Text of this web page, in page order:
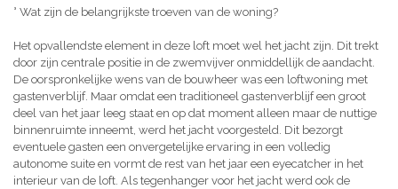
° Wat zijn de belangrijkste troeven van de woning?
Het opvallendste element in deze loft moet wel het jacht zijn. Dit trekt
door zijn centrale positie in de zwemvijver onmiddellijk de aandacht.
De oorspronkelijke wens van de bouwheer was een loftwoning met
gastenverblijf. Maar omdat een traditioneel gastenverblijf een groot
deel van het jaar leeg staat en op dat moment alleen maar de nuttige
binnenruimte inneemt, werd het jacht voorgesteld. Dit bezorgt
eventuele gasten een onvergetelijke ervaring in een volledig
autonome suite en vormt de rest van het jaar een eyecatcher in het
interieur van de loft. Als tegenhanger voor het jacht werd ook de